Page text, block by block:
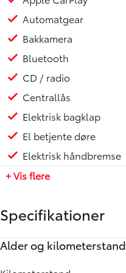
Automatgear
Bakkamera
Bluetooth
CD / radio
Centrallås
Elektrisk bagklap
El betjente døre
Elektrisk håndbremse
+ Vis flere
Specifikationer
Alder og kilometerstand
Motor og ydelse
Elektriske egenskaber
Rummelighed og mål
Økonomi